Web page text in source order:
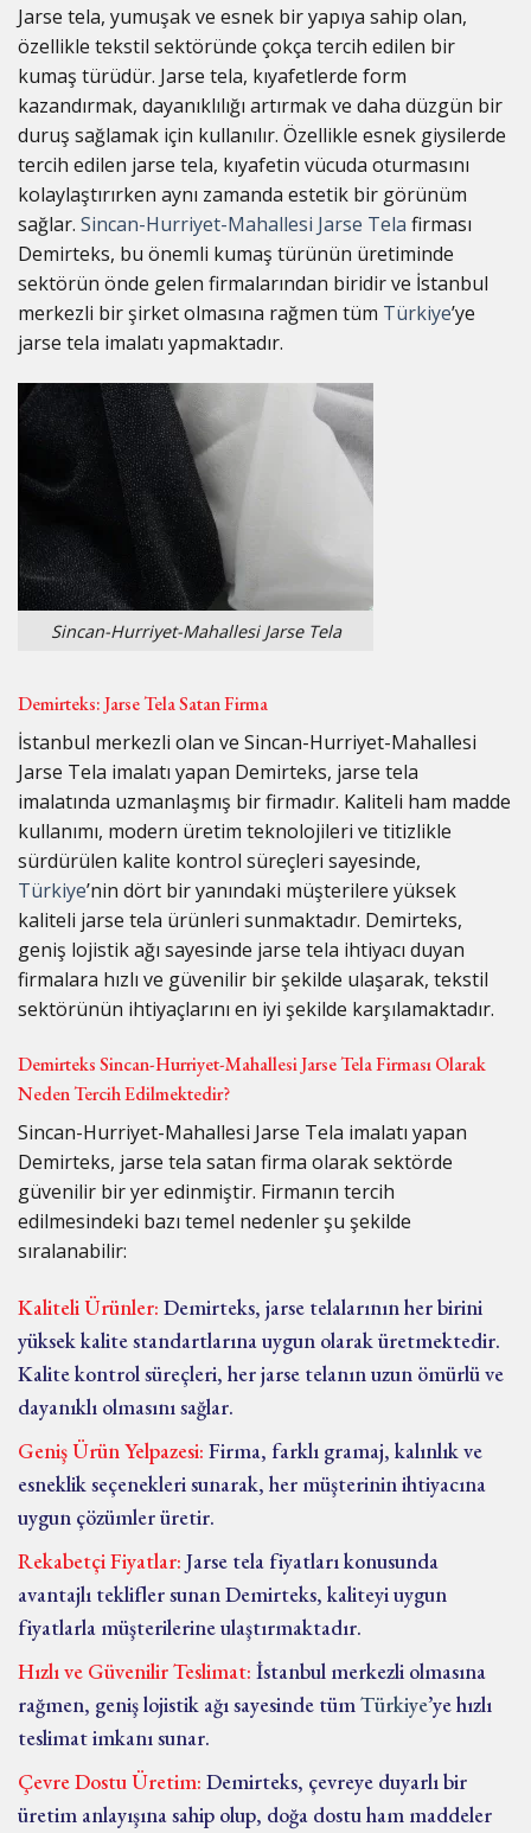
Jarse tela, yumuşak ve esnek bir yapıya sahip olan,
özellikle tekstil sektöründe çokça tercih edilen bir
kumaş türüdür. Jarse tela, kıyafetlerde form
kazandırmak, dayanıklılığı artırmak ve daha düzgün bir
duruş sağlamak için kullanılır. Özellikle esnek giysilerde
tercih edilen jarse tela, kıyafetin vücuda oturmasını
kolaylaştırırken aynı zamanda estetik bir görünüm
sağlar. Sincan-Hurriyet-Mahallesi Jarse Tela firması
Demirteks, bu önemli kumaş türünün üretiminde
sektörün önde gelen firmalarından biridir ve İstanbul
merkezli bir şirket olmasına rağmen tüm Türkiye’ye
jarse tela imalatı yapmaktadır.
Sincan-Hurriyet-Mahallesi Jarse Tela
Demirteks: Jarse Tela Satan Firma
İstanbul merkezli olan ve Sincan-Hurriyet-Mahallesi
Jarse Tela imalatı yapan Demirteks, jarse tela
imalatında uzmanlaşmış bir firmadır. Kaliteli ham madde
kullanımı, modern üretim teknolojileri ve titizlikle
sürdürülen kalite kontrol süreçleri sayesinde,
Türkiye’nin dört bir yanındaki müşterilere yüksek
kaliteli jarse tela ürünleri sunmaktadır. Demirteks,
geniş lojistik ağı sayesinde jarse tela ihtiyacı duyan
firmalara hızlı ve güvenilir bir şekilde ulaşarak, tekstil
sektörünün ihtiyaçlarını en iyi şekilde karşılamaktadır.
Demirteks Sincan-Hurriyet-Mahallesi Jarse Tela Firması Olarak
Neden Tercih Edilmektedir?
Sincan-Hurriyet-Mahallesi Jarse Tela imalatı yapan
Demirteks, jarse tela satan firma olarak sektörde
güvenilir bir yer edinmiştir. Firmanın tercih
edilmesindeki bazı temel nedenler şu şekilde
sıralanabilir:
Kaliteli Ürünler: Demirteks, jarse telalarının her birini
yüksek kalite standartlarına uygun olarak üretmektedir.
Kalite kontrol süreçleri, her jarse telanın uzun ömürlü ve
dayanıklı olmasını sağlar.
Geniş Ürün Yelpazesi: Firma, farklı gramaj, kalınlık ve
esneklik seçenekleri sunarak, her müşterinin ihtiyacına
uygun çözümler üretir.
Rekabetçi Fiyatlar: Jarse tela fiyatları konusunda
avantajlı teklifler sunan Demirteks, kaliteyi uygun
fiyatlarla müşterilerine ulaştırmaktadır.
Hızlı ve Güvenilir Teslimat: İstanbul merkezli olmasına
rağmen, geniş lojistik ağı sayesinde tümTürkiye’ye hızlı
teslimat imkanı sunar.
Çevre Dostu Üretim: Demirteks, çevreye duyarlı bir
üretim anlayışına sahip olup, doğa dostu ham maddeler